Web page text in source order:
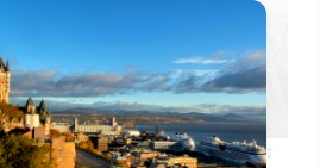
de una familia en Granada: